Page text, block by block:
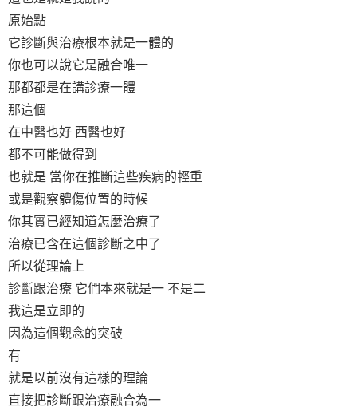
原始點
它診斷與治療根本就是一體的
你也可以說它是融合唯一
那都都是在講診療一體
那這個
在中醫也好 西醫也好
都不可能做得到
也就是 當你在推斷這些疾病的輕重
或是觀察體傷位置的時候
你其實已經知道怎麼治療了
治療已含在這個診斷之中了
所以從理論上
診斷跟治療 它們本來就是一 不是二
我這是立即的
因為這個觀念的突破
有
就是以前沒有這樣的理論
直接把診斷跟治療融合為一